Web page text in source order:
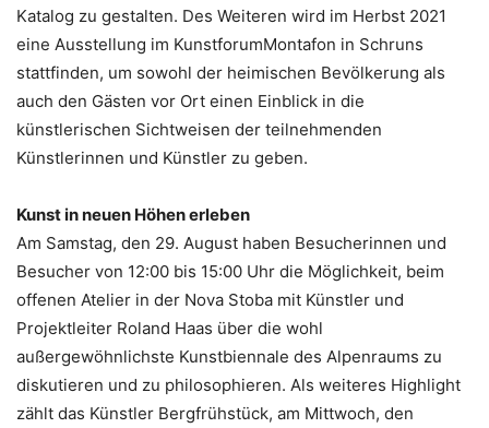
Katalog zu gestalten. Des Weiteren wird im Herbst 2021
eine Ausstellung im KunstforumMontafon in Schruns
stattfinden, um sowohl der heimischen Bevölkerung als
auch den Gästen vor Ort einen Einblick in die
künstlerischen Sichtweisen der teilnehmenden
Künstlerinnen und Künstler zu geben.
Kunst in neuen Höhen erleben
Am Samstag, den 29. August haben Besucherinnen und
Besucher von 12:00 bis 15:00 Uhr die Möglichkeit, beim
offenen Atelier in der Nova Stoba mit Künstler und
Projektleiter Roland Haas über die wohl
außergewöhnlichste Kunstbiennale des Alpenraums zu
diskutieren und zu philosophieren. Als weiteres Highlight
zählt das Künstler Bergfrühstück, am Mittwoch, den